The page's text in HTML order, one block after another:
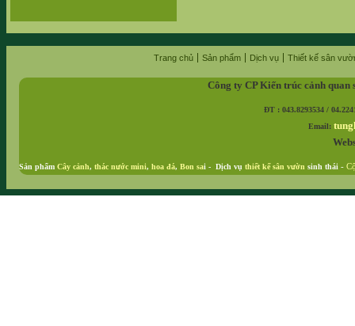
Trang chủ Sản phẩm Dịch vụ Thiết kế sân
Công ty CP Kiến trúc cảnh
ĐT : 043.8293534 /
Email:
Sản phẩm Cây cảnh, thác nước mini, hoa đá, Bon sai - Dịch vụ thiết kế sân vườn sinh thái -